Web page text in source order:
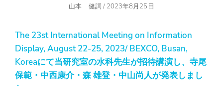
Author
山本 健詞 / Posted
2023年8月25日
The 23st International Meeting on Information
Display, August 22-25, 2023/ BEXCO, Busan,
Koreaにて当研究室の水科先生が招待講演し、 寺尾
保範・中西康介・ 森 雄登・ 中山尚人が発表しまし